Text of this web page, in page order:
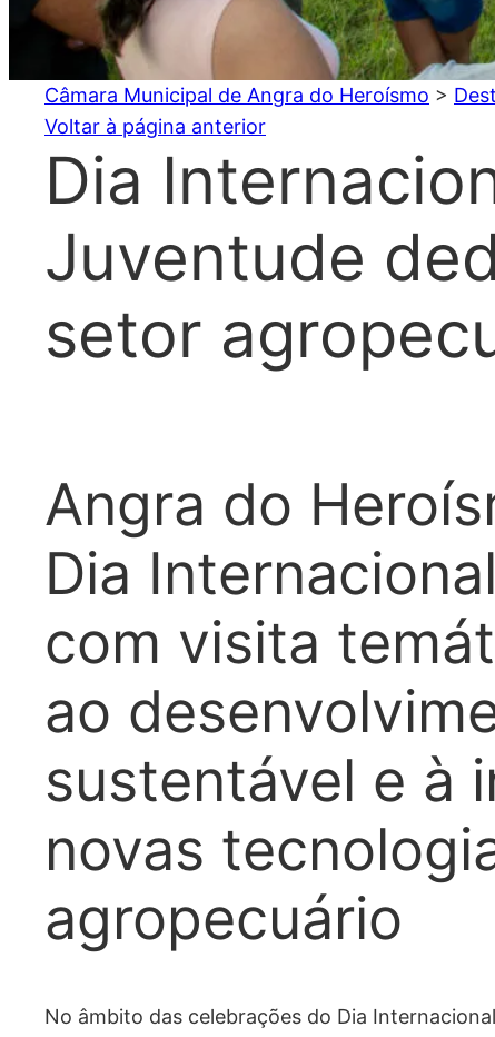
Câmara Municipal de Angra do Heroísmo >
Voltar à página anterior
Dia
Juventude
setor
Angra do
Dia
com visita
ao
sustentável e à
novas
agropecuário
No âmbito das celebrações do Dia